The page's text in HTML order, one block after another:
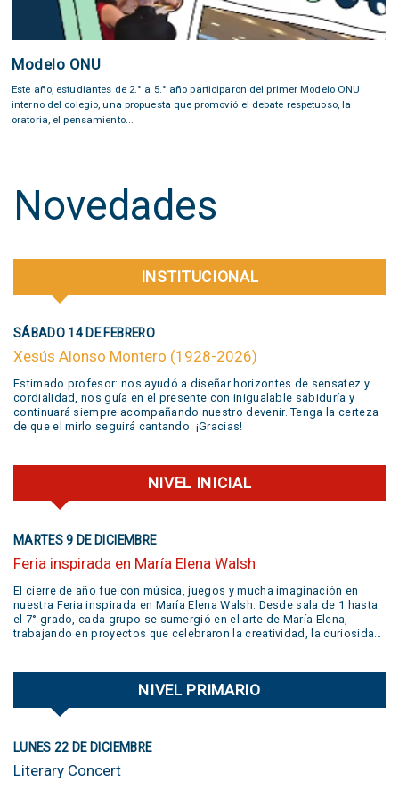
Modelo ONU
Este año, estudiantes de 2.° a 5.° año participaron del primer Modelo ONU
interno del colegio, una propuesta que promovió el debate respetuoso, la
oratoria, el pensamiento...
Novedades
INSTITUCIONAL
SÁBADO 14 DE FEBRERO
Xesús Alonso Montero (1928-2026)
Estimado profesor: nos ayudó a diseñar horizontes de sensatez y
cordialidad, nos guía en el presente con inigualable sabiduría y
continuará siempre acompañando nuestro devenir. Tenga la certeza
de que el mirlo seguirá cantando. ¡Gracias!
NIVEL INICIAL
MARTES 9 DE DICIEMBRE
Feria inspirada en María Elena Walsh
El cierre de año fue con música, juegos y mucha imaginación en
nuestra Feria inspirada en María Elena Walsh. Desde sala de 1 hasta
el 7° grado, cada grupo se sumergió en el arte de María Elena,
trabajando en proyectos que celebraron la creatividad, la curiosidad,
@jivers.swing por sumarse a cerrar la jornada con su música.
¡Gracias por el talento y la alegría que nos compartieron! VER VIDEO
AQUÍ
NIVEL PRIMARIO
LUNES 22 DE DICIEMBRE
Literary Concert